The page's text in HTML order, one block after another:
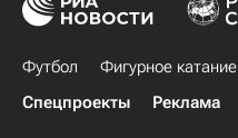
Футбол Фигурное катание
Спецпроекты
Реклама